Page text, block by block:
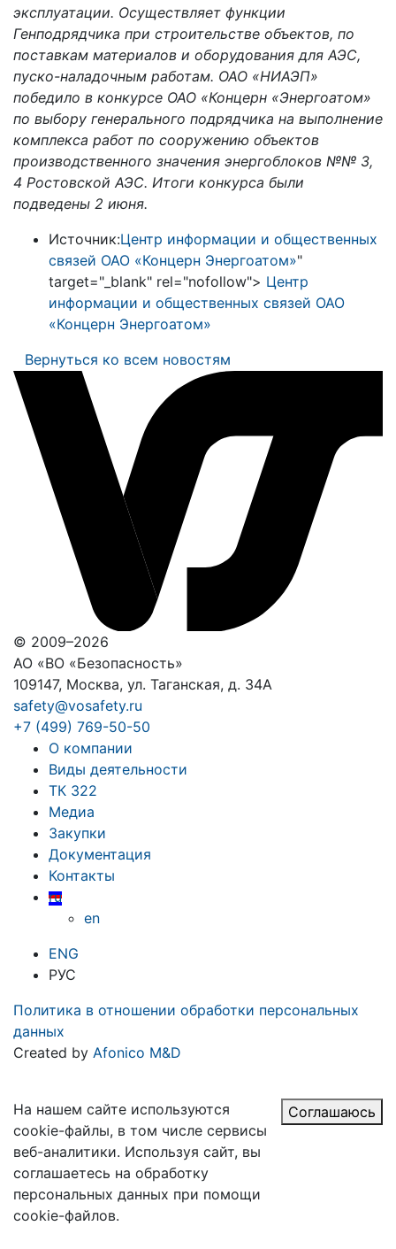
эксплуатации. Осуществляет функции
Генподрядчика при строительстве объектов, по
поставкам материалов и оборудования для АЭС,
пуско-наладочным работам. ОАО «НИАЭП»
победило в конкурсе ОАО «Концерн «Энергоатом»
по выбору генерального подрядчика на выполнение
комплекса работ по сооружению объектов
производственного значения энергоблоков №№ 3,
4 Ростовской АЭС. Итоги конкурса были
подведены 2 июня.
Источник:Центр информации и общественных
связей ОАО «Концерн Энергоатом»"
target="_blank" rel="nofollow"> Центр
информации и общественных связей ОАО
«Концерн Энергоатом»
Вернуться ко всем новостям
© 2009–2026
АО «ВО «Безопасность»
109147, Москва, ул. Таганская, д. 34А
safety@vosafety.ru
+7 (499) 769-50-50
О компании
Виды деятельности
ТК 322
Медиа
Закупки
Документация
Контакты
ru
en
ENG
РУС
Политика в отношении обработки персональных
данных
Created by Afonico M&D
На нашем сайте используются
cookie-файлы, в том числе сервисы
веб-аналитики. Используя сайт, вы
соглашаетесь на обработку
персональных данных при помощи
cookie-файлов.
Соглашаюсь